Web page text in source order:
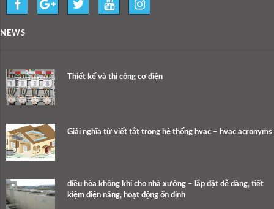
NEWS
Thiết kế và thi công cơ điện
Giải nghĩa từ viết tắt trong hệ thống hvac – hvac acronyms
điều hòa không khí cho nhà xưởng – lắp đặt dễ dàng, tiết
kiệm điện năng, hoạt động ổn định